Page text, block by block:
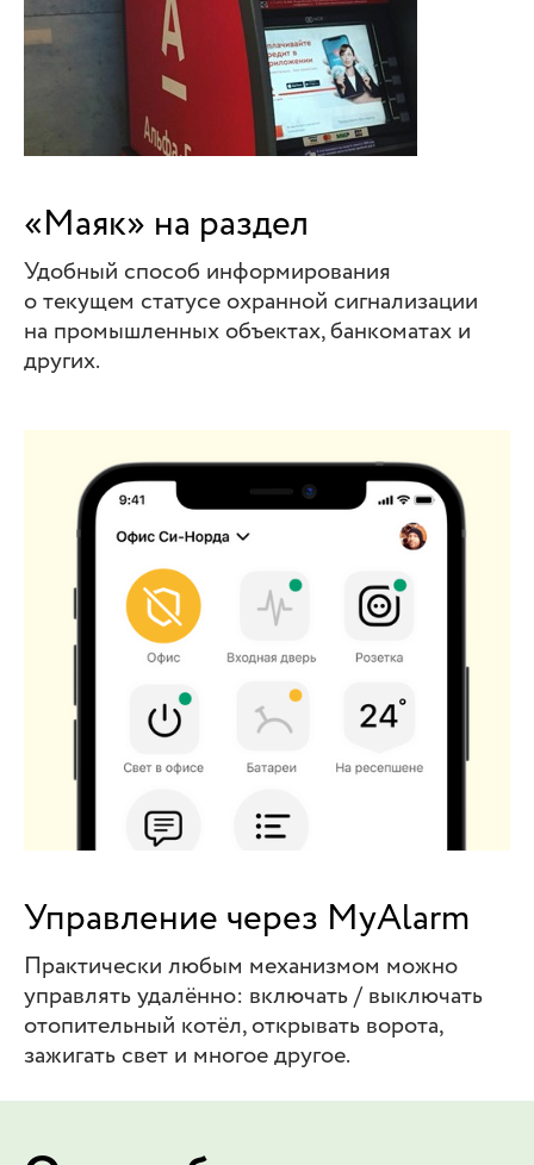
«Маяк» на раздел
Удобный способ информирования
о текущем статусе охранной сигнализации
на промышленных объектах, банкоматах и
других.
Управление через MyAlarm
Практически любым механизмом можно
управлять удалённо: включать / выключать
отопительный котёл, открывать ворота,
зажигать свет и многое другое.